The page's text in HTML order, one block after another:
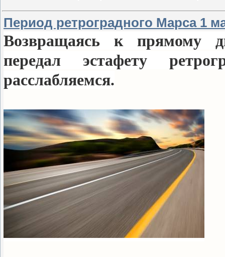
Период ретроградного Марса 1
Возвращаясь к прямому
передал эстафету
расслабляемся.